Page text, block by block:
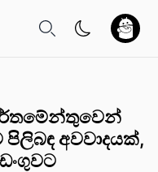
පිලිබඳ අවවාදයක්,